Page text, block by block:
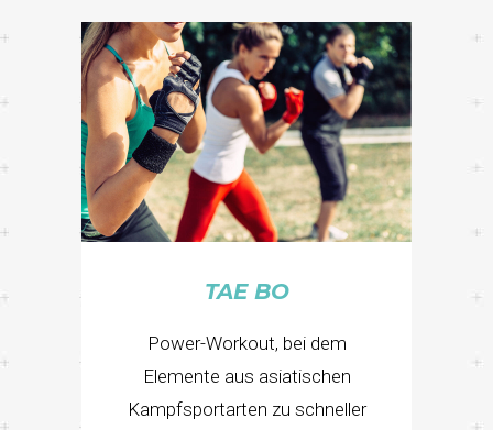
TAE BO
Power-Workout, bei dem
Elemente aus asiatischen
Kampfsportarten zu schneller